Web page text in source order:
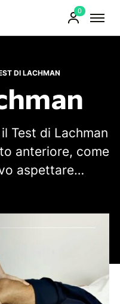
0
Prodotti
DI LACHMAN
Test di Lachman
anteriore, come
aspettare…